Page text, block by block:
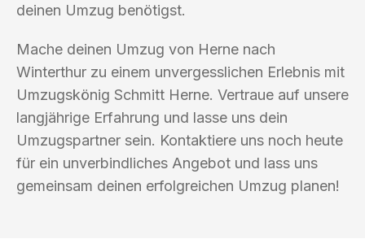
deinen Umzug benötigst.
Mache deinen Umzug von Herne nach
Winterthur zu einem unvergesslichen Erlebnis mit
Umzugskönig Schmitt Herne. Vertraue auf unsere
langjährige Erfahrung und lasse uns dein
Umzugspartner sein. Kontaktiere uns noch heute
für ein unverbindliches Angebot und lass uns
gemeinsam deinen erfolgreichen Umzug planen!